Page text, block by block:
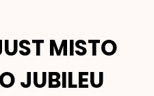
MISTO
JUBILEU